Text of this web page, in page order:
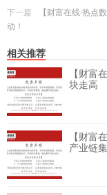
下一篇
【财富在线·热
动！
相关推荐
【财富
块走高
【财富
产业链